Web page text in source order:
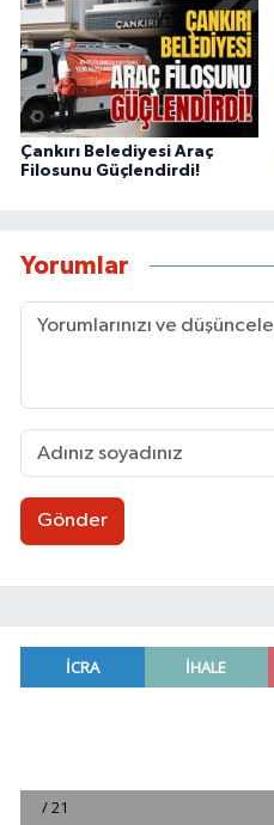
Çankırı Belediyesi Araç
Filosunu Güçlendirdi!
Yorumlar
Gönder